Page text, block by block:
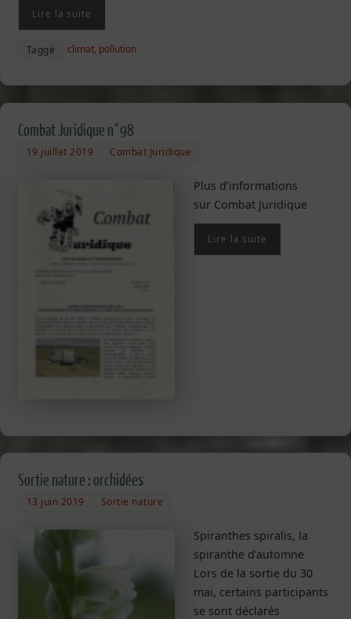
Lire la suite
Taggé climat, pollution
Combat Juridique n°98
19 juillet 2019 Combat Juridique
Plus d’informations
sur Combat Juridique
Lire la suite
Sortie nature : orchidées
13 juin 2019 Sortie nature
Spiranthes spiralis, la
spiranthe d’automne
Lors de la sortie du 30
mai, certains participants
se sont déclarés